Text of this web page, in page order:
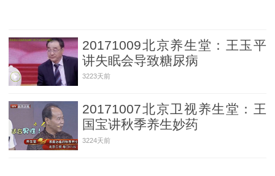
20171009北京养生堂：王玉平
讲失眠会导致糖尿病
3223天前
20171007北京卫视养生堂：王
国宝讲秋季养生妙药
3224天前